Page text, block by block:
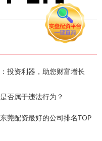
投资利器，助您财富增长
否属于违法行为？
莞配资最好的公司排名TOP